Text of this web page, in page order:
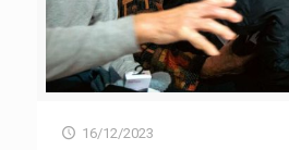
16/12/2023